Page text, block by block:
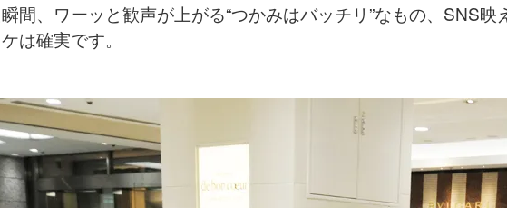
間、ワーッと歓声が上がる“つかみはバッチリ”なもの、SNS
は確実です。